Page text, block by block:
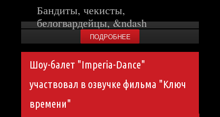
Бандиты, чекисты,
белогвардейцы, &ndash
ПОДРОБНЕЕ
Шоу-балет "Imperia-Dance"
участвовал в озвучке фильма "Ключ
времени"